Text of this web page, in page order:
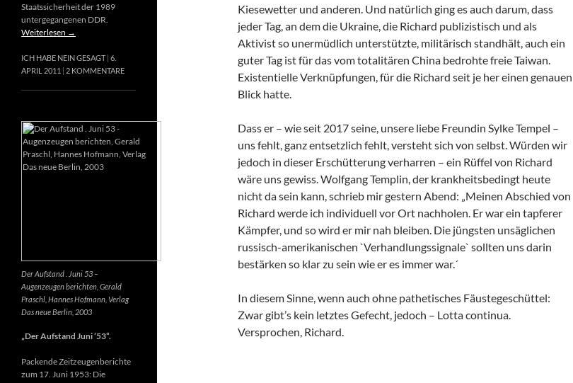
Kiesewetter und anderen. Und natürlich ging es auch darum, dass
jeder Tag, an dem die Ukraine, die Richard publizistisch und als
Aktivist so unermüdlich unterstützte, militärisch standhält, auch ein
guter Tag ist für das vom totalitären China bedrohte freie Taiwan.
Existentielle Verknüpfungen, für die Richard seit je her einen genauen
Blick hatte.
Dass er – wie seit 2017 seine, unsere liebe Freundin Sylke Tempel –
uns fehlt, ganz entsetzlich fehlt, versteht sich von selbst. Würden wir
jedoch in dieser Erschütterung verharren – ein Rüffel von Richard
wäre uns gewiss. Wolfgang Templin, der krankheitsbedingt heute
nicht da sein kann, schrieb mir gestern Abend: „Meinen Abschied von
Richard werde ich individuell vor Ort nachholen. Er war ein tapferer
Kämpfer, und so wird er mir nah bleiben. Die jüngsten unsäglichen
russisch-amerikanischen `Verhandlungssignale` sollten uns darin
bestärken so klar zu sein wie er es immer war.´
In diesem Sinne, wenn auch ohne pathetisches Fäustegeschüttel:
Zwar gibt’s kein letztes Gefecht, jedoch – Lotta continua.
Versprochen, Richard.
Staatssicherheit der 1989
untergegangenen DDR.
Weiterlesen →
ICH HABE NEIN GESAGT 6.
APRIL 2011
2 KOMMENTARE
Der Aufstand . Juni 53 –
Augenzeugen berichten, Gerald
Praschl, Hannes Hofmann, Verlag
Das neue Berlin, 2003
„Der Aufstand Juni ’53“.
Packende Zeitzeugenberichte
zum 17. Juni 1953: Die